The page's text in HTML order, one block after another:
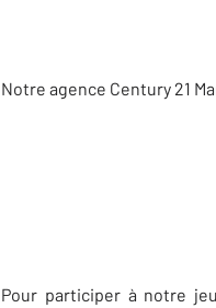
Notre agence Century 21
Pour participer à notre